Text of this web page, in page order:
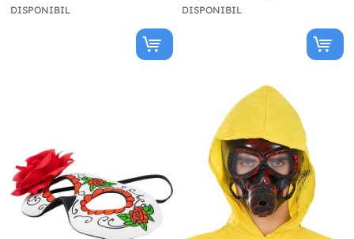
DISPONIBIL DISPONIBIL